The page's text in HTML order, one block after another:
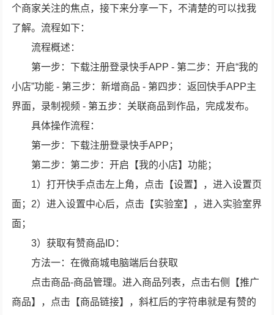
个商家关注的焦点，接下来分享一下，不清楚的可以找我
了解。流程如下：
流程概述：
第一步：下载注册登录快手APP - 第二步：开启“我的
小店”功能 - 第三步：新增商品 - 第四步：返回快手APP主
界面，录制视频 - 第五步：关联商品到作品，完成发布。
具体操作流程：
第一步：下载注册登录快手APP；
第二步：第二步：开启【我的小店】功能；
1）打开快手点击左上角，点击【设置】，进入设置页
面；2）进入设置中心后，点击【实验室】，进入实验室界
面；
3）获取有赞商品ID：
方法一：在微商城电脑端后台获取
点击商品-商品管理。进入商品列表，点击右侧【推广
商品】，点击【商品链接】，斜杠后的字符串就是有赞的